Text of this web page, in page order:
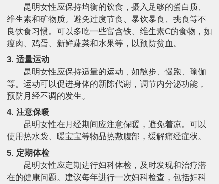
昆明女性应保持均衡的饮食，摄入足够的蛋白质、
维生素和矿物质。避免过度节食、暴饮暴食、挑食等不
良饮食习惯。可以多吃一些富含铁、维生素C的食物，如
瘦肉、鸡蛋、新鲜蔬菜和水果等，以预防贫血。
3. 适量运动
昆明女性应保持适量的运动，如散步、慢跑、瑜伽
等。运动可以促进身体的新陈代谢，调节内分泌功能，
预防月经不调的发生。
4. 注意保暖
昆明女性在月经期间应注意保暖，避免着凉。可以
使用热水袋、暖宝宝等物品热敷腹部，缓解痛经症状。
5. 定期体检
昆明女性应定期进行妇科体检，及时发现和治疗潜
在的健康问题。建议每年进行一次妇科检查，包括妇科